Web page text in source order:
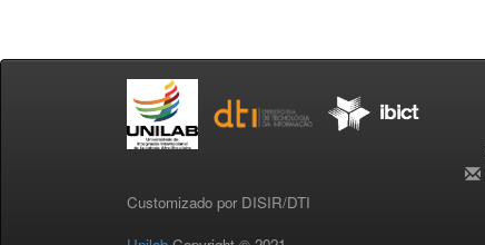
Customizado por DISIR/DTI